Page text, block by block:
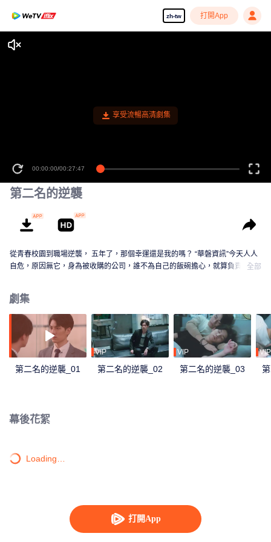
zh-tw 打開App
打開App
享受流暢高清劇集
00:00:00/00:27:47
第二名的逆襲
從青春校園到職場逆襲， 五年了，那個幸運還是我的嗎？ “華磐資訊”今天人人
自危，原因無它，身為被收購的公司，誰不為自己的飯碗擔心，就算負責人保
眼前一派輕鬆自在的高仕德，五年的時間，足夠讓兩個男孩成長為男人，也足
夠周書逸認清年少輕狂的感情？不服輸的他也決定，他若無心我便休，從此青
山只認白雲儔！沒想到五年之後狹路相逢，高仕德是自家收購的科技公司代
表。被某個沒良心混蛋惡意遺棄的萬年老二決定逆襲，他或許學業贏不了他，
但工作上，他會讓他知道什麼叫做收購方的驕傲！
全部
劇集
第二名的逆襲_01
VIP
第二名的逆襲_02
VIP
第二名的逆襲_03
VIP
幕後花絮
Loading…